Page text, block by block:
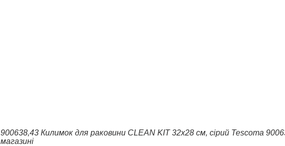
900638,43 Килимок для раковини CLEAN KIT 32x28 см, сірий Tescoma
магазині